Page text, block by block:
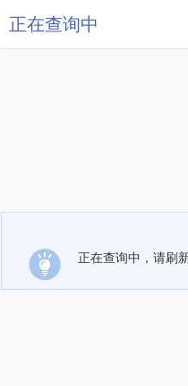
正在查询中
正在查询中，请刷